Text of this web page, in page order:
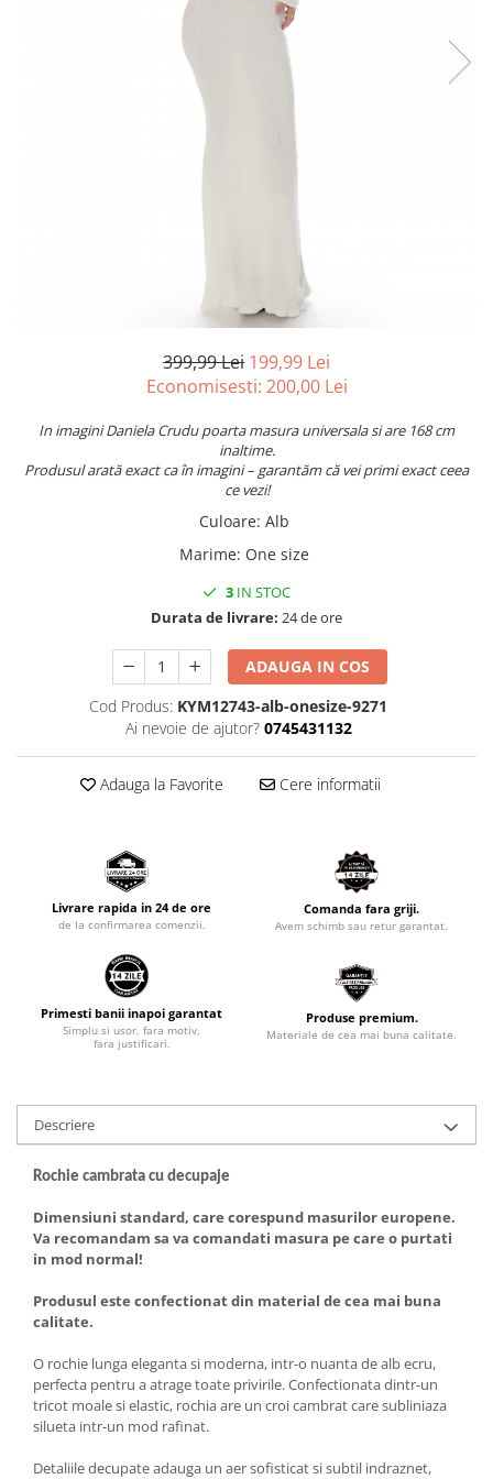
399,99 Lei 199,99 Lei
Economisesti: 200,00 Lei
In imagini Daniela Crudu poarta masura universala si are 168 cm
inaltime.
Produsul arată exact ca în imagini – garantăm că vei primi exact ceea
ce vezi!
Culoare: Alb
Marime: One size
3 IN STOC
Durata de livrare: 24 de ore
ADAUGA IN COS
Cod Produs: KYM12743-alb-onesize-9271
Ai nevoie de ajutor? 0745431132
Adauga la Favorite Cere informatii
Livrare rapida in 24 de ore
de la confirmarea comenzii.
Comanda fara griji.
Avem schimb sau retur garantat.
Primesti banii inapoi garantat
Simplu si usor, fara motiv,
fara justificari.
Produse premium.
Materiale de cea mai buna calitate.
Descriere
Rochie cambrata cu decupaje
Dimensiuni standard, care corespund masurilor europene.
Va recomandam sa va comandati masura pe care o purtati
in mod normal!
Produsul este confectionat din material de cea mai buna
calitate.
O rochie lunga eleganta si moderna, intr-o nuanta de alb ecru,
perfecta pentru a atrage toate privirile. Confectionata dintr-un
tricot moale si elastic, rochia are un croi cambrat care subliniaza
silueta intr-un mod rafinat.
Detaliile decupate adauga un aer sofisticat si subtil indraznet,